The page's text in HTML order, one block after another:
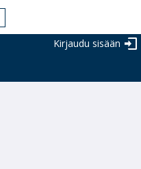
Kirjaudu sisään